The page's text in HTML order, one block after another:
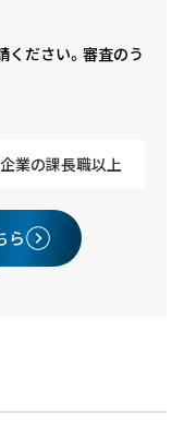
ください。審査のう
業の課長職以上
ら